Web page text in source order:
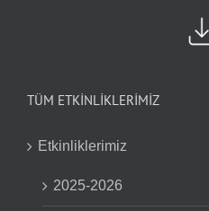
TÜM ETKİNLİKLERİMİZ
Etkinliklerimiz
2025-2026